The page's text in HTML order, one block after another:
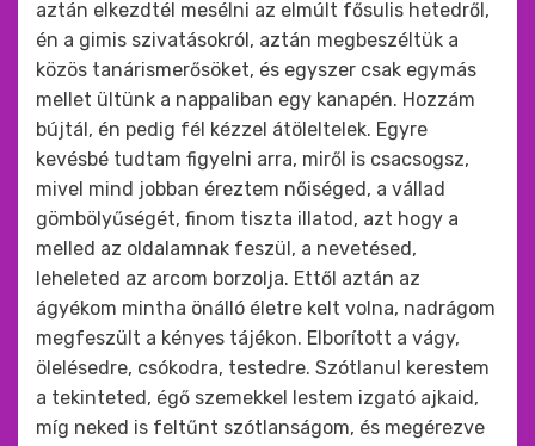
aztán elkezdtél mesélni az elmúlt fősulis hetedről,
én a gimis szivatásokról, aztán megbeszéltük a
közös tanárismerősöket, és egyszer csak egymás
mellet ültünk a nappaliban egy kanapén. Hozzám
bújtál, én pedig fél kézzel átöleltelek. Egyre
kevésbé tudtam figyelni arra, miről is csacsogsz,
mivel mind jobban éreztem nőiséged, a vállad
gömbölyűségét, finom tiszta illatod, azt hogy a
melled az oldalamnak feszül, a nevetésed,
leheleted az arcom borzolja. Ettől aztán az
ágyékom mintha önálló életre kelt volna, nadrágom
megfeszült a kényes tájékon. Elborított a vágy,
ölelésedre, csókodra, testedre. Szótlanul kerestem
a tekinteted, égő szemekkel lestem izgató ajkaid,
míg neked is feltűnt szótlanságom, és megérezve